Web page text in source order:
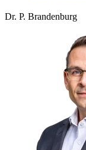
Dr. P. Brandenburg